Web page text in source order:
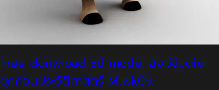
Free donwload 3d model สิ่งมีชีวิตใน
ยุคก่อนประวัติศาสตร์ MuskOx